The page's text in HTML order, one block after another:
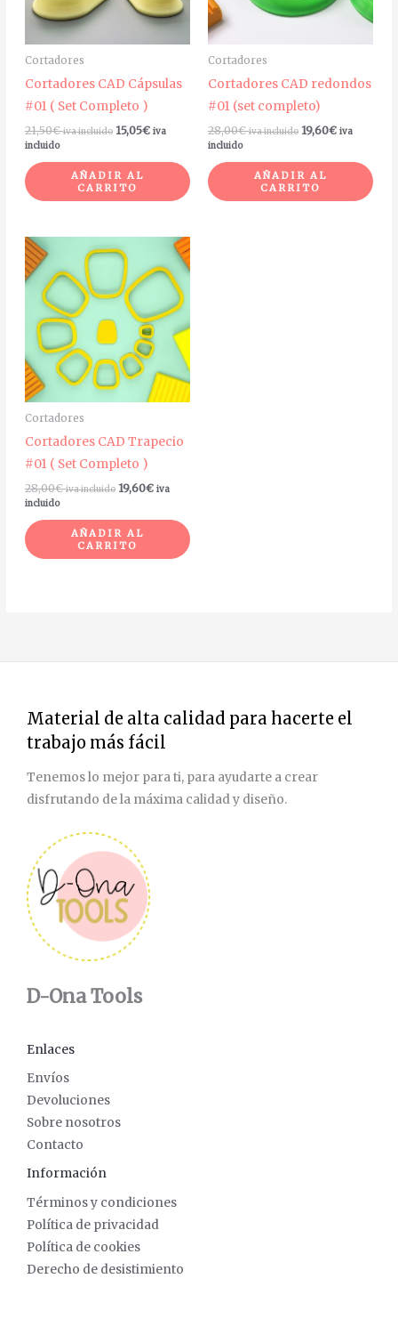
Cortadores
Cortadores CAD Cápsulas
#01 ( Set Completo )
21,50€ iva incluido 15,05€ iva
incluido
AÑADIR AL
CARRITO
Cortadores
Cortadores CAD redondos
#01 (set completo)
28,00€ iva incluido 19,60€ iva
incluido
AÑADIR AL
CARRITO
Cortadores
Cortadores CAD Trapecio
#01 ( Set Completo )
28,00€ iva incluido 19,60€ iva
incluido
AÑADIR AL
CARRITO
Material de alta calidad para hacerte el
trabajo más fácil
Tenemos lo mejor para ti, para ayudarte a crear
disfrutando de la máxima calidad y diseño.
D-Ona Tools
Enlaces
Envíos
Devoluciones
Sobre nosotros
Contacto
Información
Términos y condiciones
Política de privacidad
Política de cookies
Derecho de desistimiento